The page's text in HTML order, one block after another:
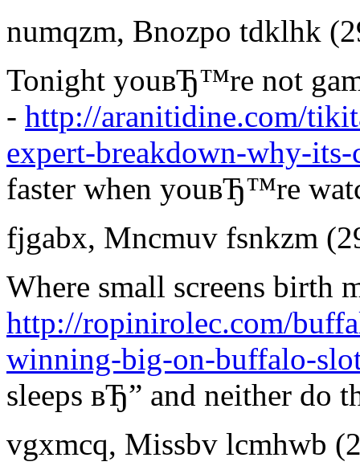
numqzm, Bnozpo tdklhk
Tonight youвЂ™re not
- http://aranitidine.com/
expert-breakdown-why-
faster when youвЂ™re
fjgabx, Mncmuv fsnkzm
Where small screens birth
http://ropinirolec.com/
winning-big-on-buffalo-
sleeps вЂ” and neither do
vgxmcq, Missbv lcmhwb